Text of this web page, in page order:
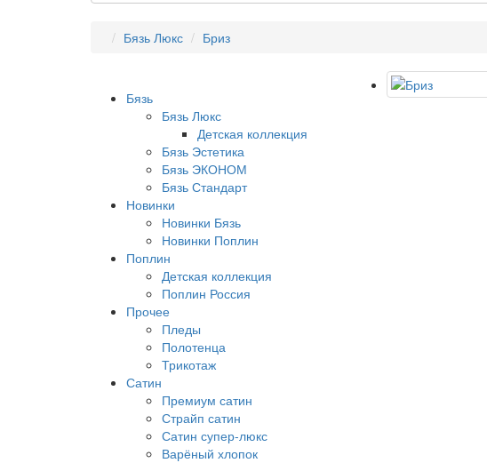
Бязь Люкс
Бриз
Бязь
Бязь Люкс
Детская коллекция
Бязь Эстетика
Бязь ЭКОНОМ
Бязь Стандарт
Новинки
Новинки Бязь
Новинки Поплин
Поплин
Детская коллекция
Поплин Россия
Прочее
Пледы
Полотенца
Трикотаж
Сатин
Премиум сатин
Страйп сатин
Сатин супер-люкс
Варёный хлопок